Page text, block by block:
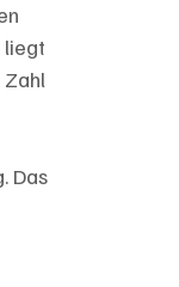
liegt
Das